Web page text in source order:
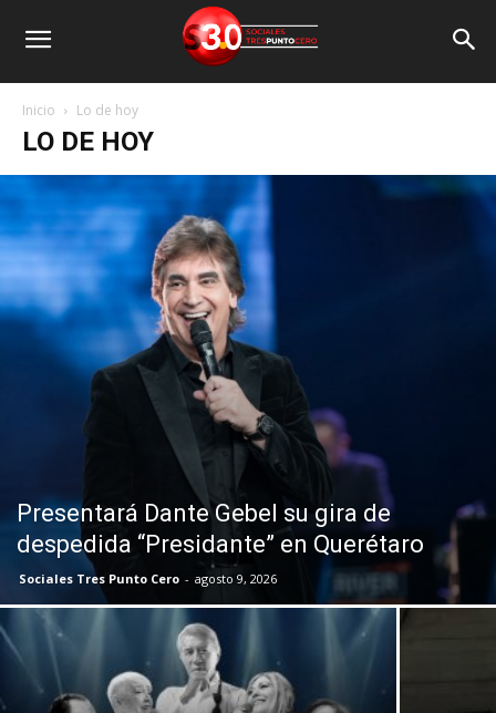
Inicio Lo de hoy
LO DE HOY
Presentará Dante Gebel su gira de
despedida “Presidante” en Querétaro
Sociales Tres Punto Cero - agosto 9, 2026